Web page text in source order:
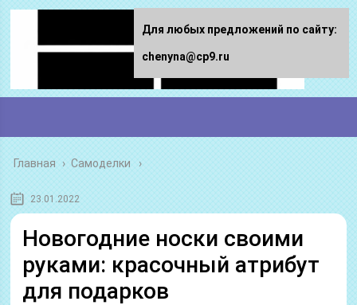
Главная › Самоделки
23.01.2022
Новогодние носки своими
руками: красочный атрибут
для подарков
Для любых предложений по сайту:
chenyna@cp9.ru